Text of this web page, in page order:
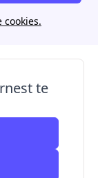
te